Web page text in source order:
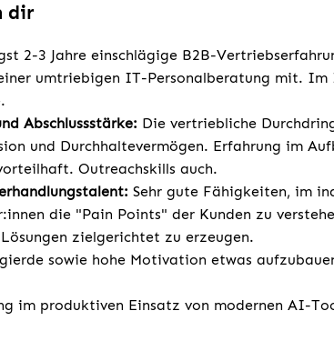
dir
2-3 Jahre einschlägige B2B-
umtriebigen IT-Personalberatung mit.
Abschlussstärke: Die vertriebliche
und Durchhaltevermögen. Erfahrung im
Outreachskills auch.
Sehr gute Fähigkeiten, im
die "Pain Points" der Kunden zu
zielgerichtet zu erzeugen.
sowie hohe Motivation etwas
im produktiven Einsatz von modernen AI-